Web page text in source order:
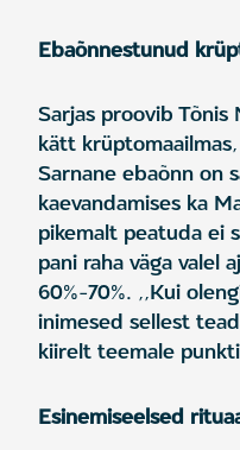
Ebaõnnestunud
Sarjas proovib
kätt
Sarnane ebaõnn on
kaevandamises ka
pikemalt peatuda ei
pani raha väga valel
60%-70%. ,,Kui
inimesed sellest
kiirelt teemale
Esinemiseelsed